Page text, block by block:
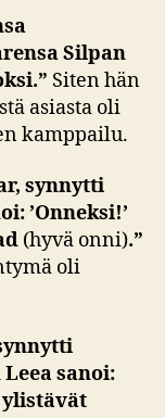
Silpan
Siten hän
asiasta oli
kamppailu.
synnytti
’Onneksi!’
(hyvä onni).”
oli
sanoi:
ylistävät